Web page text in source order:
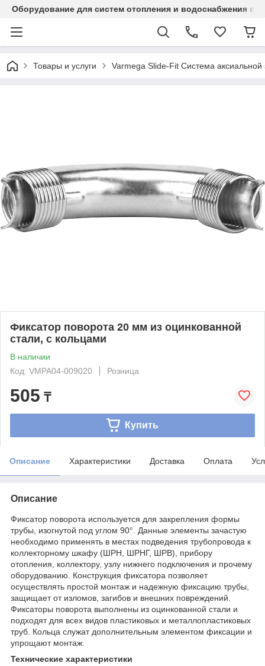
Оборудование для систем отопления и водоснабжения в
Товары и услуги Varmega Slide-Fit Система аксиальной
Фиксатор поворота 20 мм из оцинкованной
стали, с кольцами
В наличии
Код: VMPA04-009020
Розница
505 ₸
Купить
Описание Характеристики Доставка Оплата
Описание
Фиксатор поворота используется для закрепления формы
трубы, изогнутой под углом 90°. Данные элементы зачастую
необходимо применять в местах подведения трубопровода к
коллекторному шкафу (ШРН, ШРНГ, ШРВ), прибору
отопления, коллектору, узлу нижнего подключения и прочему
оборудованию. Конструкция фиксатора позволяет
осуществлять простой монтаж и надежную фиксацию трубы,
защищает от изломов, загибов и внешних повреждений.
Фиксаторы поворота выполнены из оцинкованной стали и
подходят для всех видов пластиковых и металлопластиковых
труб. Кольца служат дополнительным элементом фиксации и
упрощают монтаж.
Технические характеристики